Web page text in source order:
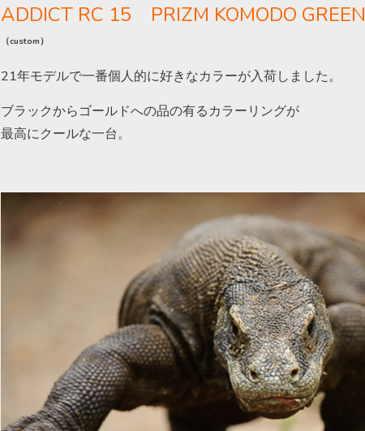
ADDICT RC 15 PRIZM KOMODO GREEN
（custom）
21年モデルで一番個人的に好きなカラーが入荷しました。
ブラックからゴールドへの品の有るカラーリングが
最高にクールな一台。